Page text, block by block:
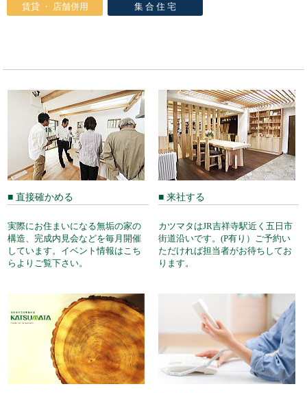
賃貸 ・ 店舗併用 集 合 住 宅
■ 直接確かめる
実際にお住まいになる無垢の家の
構造、完成内見会などを毎月開催
しています。イベント情報はこち
らよりご覧下さい。
■ 来社する
カツマタはJR吉祥寺駅近く五日市
街道沿いです。(P有り）ご予約い
ただければ担当者がお待ちしてお
ります。